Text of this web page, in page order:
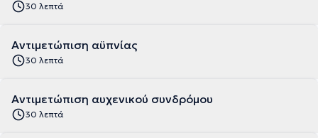
30 λεπτά
Αντιμετώπιση αϋπνίας
30 λεπτά
Αντιμετώπιση αυχενικού συνδρόμου
30 λεπτά